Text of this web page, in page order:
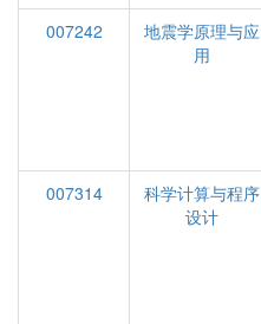
007242
地震学原理与应
用
007314
科学计算与程序
设计